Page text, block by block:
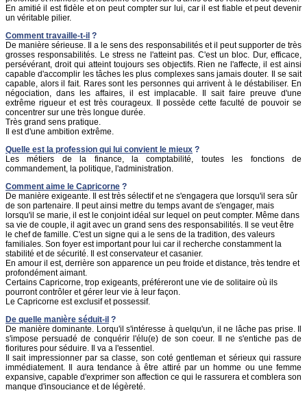
En amitié il est fidèle et on peut compter sur lui, car il est fiable et peut devenir
un véritable pilier.
Comment travaille-t-il ?
De manière sérieuse. Il a le sens des responsabilités et il peut supporter de très
grosses responsabilités. Le stress ne l'atteint pas. C'est un bloc. Dur, efficace,
persévérant, droit qui atteint toujours ses objectifs. Rien ne l'affecte, il est ainsi
capable d'accomplir les tâches les plus complexes sans jamais douter. Il se sait
capable, alors il fait. Rares sont les personnes qui arrivent à le déstabiliser. En
négociation, dans les affaires, il est implacable. Il sait faire preuve d'une
extrême rigueur et est très courageux. Il possède cette faculté de pouvoir se
concentrer sur une très longue durée.
Très grand sens pratique.
Il est d'une ambition extrême.
Quelle est la profession qui lui convient le mieux ?
Les métiers de la finance, la comptabilité, toutes les fonctions de
commandement, la politique, l'administration.
Comment aime le Capricorne ?
De manière exigeante. Il est très sélectif et ne s'engagera que lorsqu'il sera sûr
de son partenaire. Il peut ainsi mettre du temps avant de s'engager, mais
lorsqu'il se marie, il est le conjoint idéal sur lequel on peut compter. Même dans
sa vie de couple, il agit avec un grand sens des responsabilités. Il se veut être
le chef de famille. C'est un signe qui a le sens de la tradition, des valeurs
familiales. Son foyer est important pour lui car il recherche constamment la
stabilité et de sécurité. Il est conservateur et casanier.
En amour il est, derrière son apparence un peu froide et distance, très tendre et
profondément aimant.
Certains Capricorne, trop exigeants, préféreront une vie de solitaire où ils
pourront contrôler et gérer leur vie à leur façon.
Le Capricorne est exclusif et possessif.
De quelle manière séduit-il ?
De manière dominante. Lorqu'il s'intéresse à quelqu'un, il ne lâche pas prise. Il
s'impose persuadé de conquérir l'élu(e) de son coeur. Il ne s'entiche pas de
fioritures pour séduire. Il va a l'essentiel.
Il sait impressionner par sa classe, son coté gentleman et sérieux qui rassure
immédiatement. Il aura tendance à être attiré par un homme ou une femme
expansive, capable d'exprimer son affection ce qui le rassurera et comblera son
manque d'insouciance et de légèreté.